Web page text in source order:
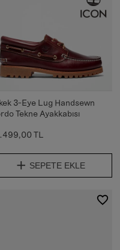
3-Eye Lug Handsewn
Tekne Ayakkabısı
TL
SEPETE EKLE